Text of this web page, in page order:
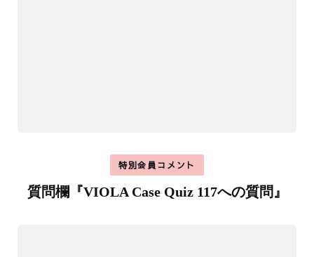
特別会員コメント
質問欄『VIOLA Case Quiz 117への質問』